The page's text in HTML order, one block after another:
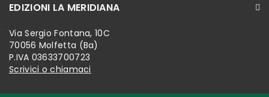
EDIZIONI LA MERIDIANA
Via Sergio Fontana, 10C
70056 Molfetta (Ba)
P.IVA 03633700723
Scrivici o chiamaci